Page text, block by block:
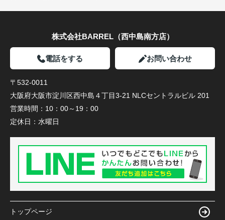
株式会社BARREL（西中島南方店）
電話をする お問い合わせ
〒532-0011
大阪府大阪市淀川区西中島４丁目3-21 NLCセントラルビル 201
営業時間： 10：00～19：00
定休日： 水曜日
トップページ